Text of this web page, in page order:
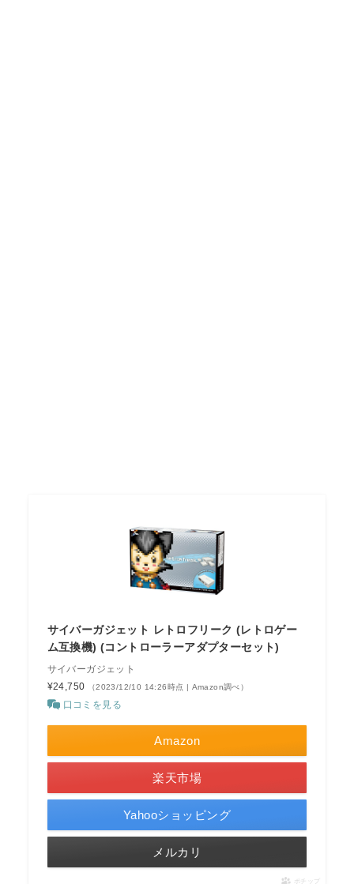
サイバーガジェット レトロフリーク (レトロゲー
ム互換機) (コントローラーアダプターセット)
サイバーガジェット
¥24,750
（2023/12/10 14:26時点 | Amazon調べ）
口コミを見る
Amazon
楽天市場
Yahooショッピング
メルカリ
ポチップ